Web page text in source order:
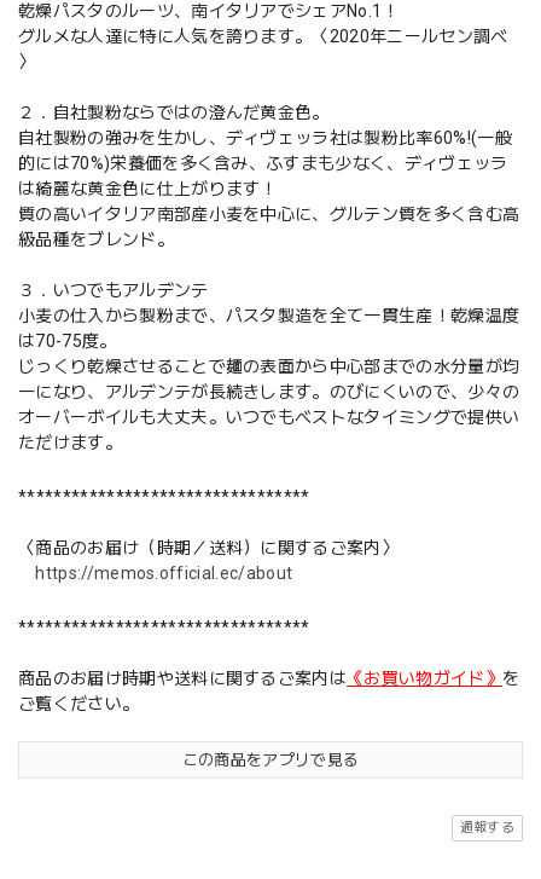
乾燥パスタのルーツ、南イタリアでシェアNo.1！
グルメな人達に特に人気を誇ります。〈2020年ニールセン調べ
〉
２．自社製粉ならではの澄んだ黄金色。
自社製粉の強みを生かし、ディヴェッラ社は製粉比率60%!(一般
的には70%)栄養価を多く含み、ふすまも少なく、ディヴェッラ
は綺麗な黄金色に仕上がります！
質の高いイタリア南部産小麦を中心に、グルテン質を多く含む高
級品種をブレンド。
３．いつでもアルデンテ
小麦の仕入から製粉まで、パスタ製造を全て一貫生産！乾燥温度
は70-75度。
じっくり乾燥させることで麺の表面から中心部までの水分量が均
一になり、アルデンテが長続きします。のびにくいので、少々の
オーバーボイルも大丈夫。いつでもベストなタイミングで提供い
ただけます。
*********************************
〈商品のお届け（時期／送料）に関するご案内〉
https://memos.official.ec/about
*********************************
商品のお届け時期や送料に関するご案内は 《お買い物ガイド》 を
ご覧ください。
この商品をアプリで見る
通報する